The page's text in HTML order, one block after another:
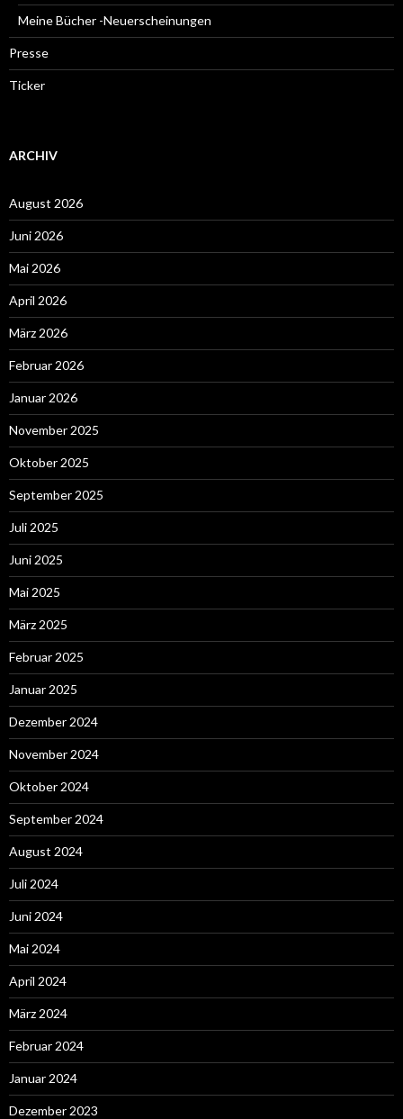
Meine Bücher -Neuerscheinungen
Presse
Ticker
ARCHIV
August 2026
Juni 2026
Mai 2026
April 2026
März 2026
Februar 2026
Januar 2026
November 2025
Oktober 2025
September 2025
Juli 2025
Juni 2025
Mai 2025
März 2025
Februar 2025
Januar 2025
Dezember 2024
November 2024
Oktober 2024
September 2024
August 2024
Juli 2024
Juni 2024
Mai 2024
April 2024
März 2024
Februar 2024
Januar 2024
Dezember 2023